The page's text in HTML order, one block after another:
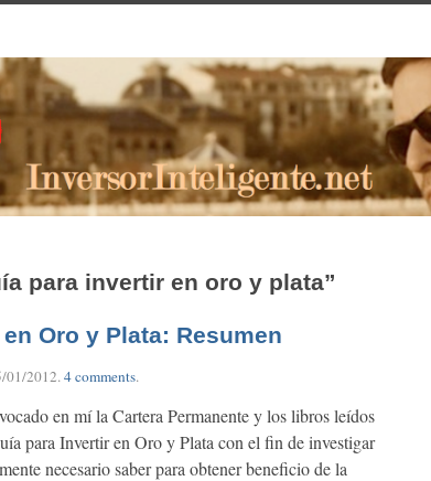
para invertir en oro y plata”
Oro y Plata: Resumen
01/2012. 4 comments.
en mí la Cartera Permanente y los libros leídos
para Invertir en Oro y Plata con el fin de investigar
necesario saber para obtener beneficio de la